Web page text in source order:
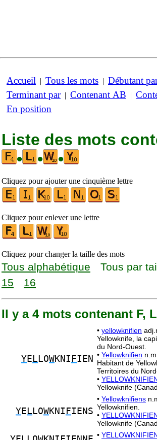
Accueil | Tous les mots | Débutant
Terminant par| Contenant AB |
En position
Liste des mots
•
• •
Cliquez pour ajouter une cinquième lettre
Cliquez pour enlever une lettre
Cliquez pour changer la taille des mots
Tous alphabétique Tous par
15
16
Il y a 4 mots contenant F,
YE L LOWKNI FIEN
• yellowknifien
Yellowknife, la
du Nord-Ouest.
• Yellowknifien
Habitant de
Territoires du
•
Yellowknife
YE L LOWKNI FIENS
• Yellowknifiens
Yellowknifien.
•
Yellowknife
•